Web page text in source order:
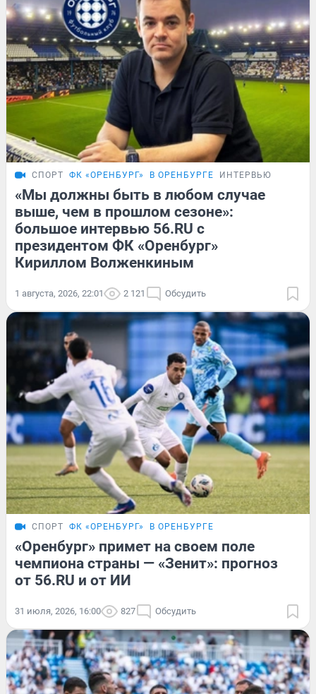
СПОРТ ФК «ОРЕНБУРГ» В ОРЕНБУРГЕ ИНТЕРВЬЮ
«Мы должны быть в любом случае
выше, чем в прошлом сезоне»:
большое интервью 56.RU с
президентом ФК «Оренбург»
Кириллом Волженкиным
1 августа, 2026, 22:01 2 121 Обсудить
СПОРТ ФК «ОРЕНБУРГ» В ОРЕНБУРГЕ
«Оренбург» примет на своем поле
чемпиона страны — «Зенит»: прогноз
от 56.RU и от ИИ
31 июля, 2026, 16:00 827 Обсудить